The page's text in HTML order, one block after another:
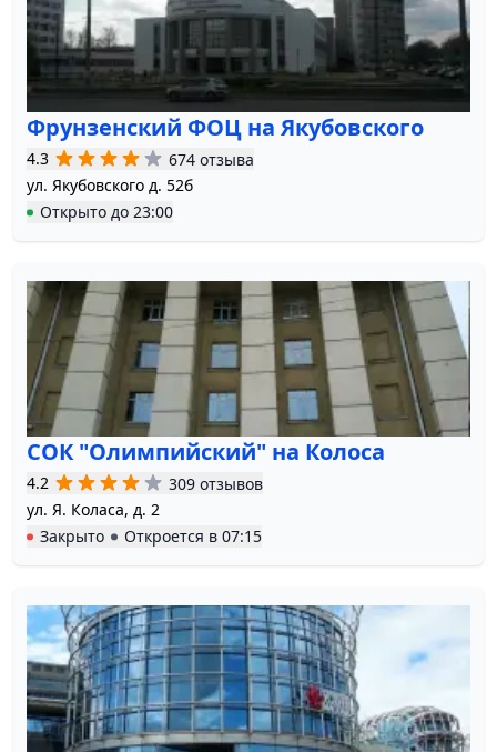
Фрунзенский ФОЦ на Якубовского
4.3
674 отзыва
ул. Якубовского д. 52б
Открыто до 23:00
СОК "Олимпийский" на Колоса
4.2
309 отзывов
ул. Я. Коласа, д. 2
Закрыто
Откроется в 07:15